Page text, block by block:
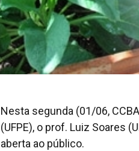
Nesta segunda (01/06,
(UFPE), o prof. Luiz Soares
aberta ao público.